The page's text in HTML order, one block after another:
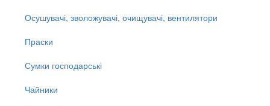
Осушувачі, зволожувачі, очищувачі, вентилятори
Праски
Сумки господарські
Чайники